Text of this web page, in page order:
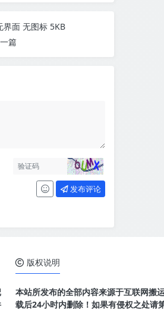
界面 无图标 5KB
篇
发布评论
版权说明
本站所发布的全部内容来源于互联网搬
载后24小时内删除！如果有侵权之处